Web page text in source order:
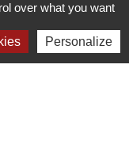
sur cette page
over what you want
Personalize